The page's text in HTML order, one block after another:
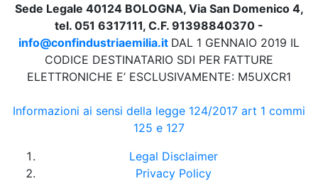
Sede Legale 40124 BOLOGNA, Via San Domenico 4,
tel. 051 6317111, C.F. 91398840370 -
info@confindustriaemilia.it DAL 1 GENNAIO 2019 IL
CODICE DESTINATARIO SDI PER FATTURE
ELETTRONICHE E’ ESCLUSIVAMENTE: M5UXCR1
Informazioni ai sensi della legge 124/2017 art 1 commi
125 e 127
Legal Disclaimer
Privacy Policy